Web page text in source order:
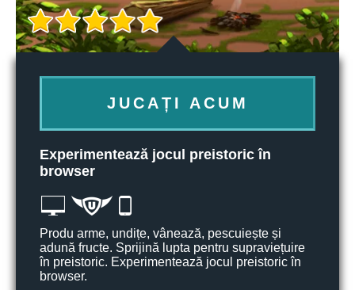
JUCAȚI ACUM
Experimentează jocul preistoric în
browser
Produ arme, undițe, vânează, pescuiește și
adună fructe. Sprijină lupta pentru supraviețuire
în preistoric. Experimentează jocul preistoric în
browser.